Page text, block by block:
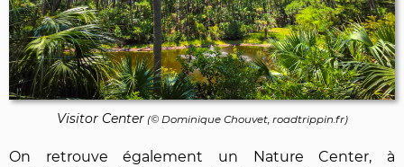
Visitor Center(© Dominique Chouvet, roadtrippin.fr)
On retrouve également un Nature Center, à